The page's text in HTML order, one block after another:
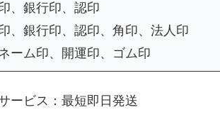
、銀行印、認印
、銀行印、認印、角印、法人印
ーム印、開運印、ゴム印
ービス：最短即日発送